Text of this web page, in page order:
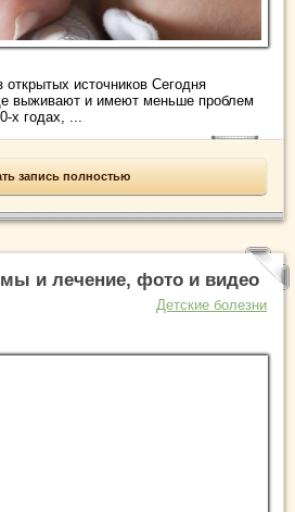
источников Сегодня
выживают и имеют меньше проблем
х годах, ...
запись полностью
и лечение, фото и видео
Детские болезни